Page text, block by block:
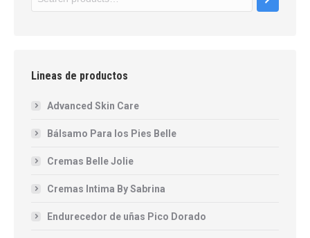
Lineas de productos
Advanced Skin Care
Bálsamo Para los Pies Belle
Cremas Belle Jolie
Cremas Intima By Sabrina
Endurecedor de uñas Pico Dorado